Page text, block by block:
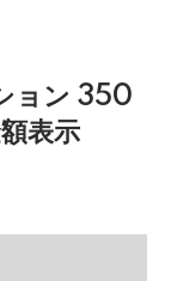
ョン 350
表示